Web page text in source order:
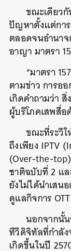
ขณะเดียว
ปัญหาตั้งแต่การ
ตลอดจนอำนาจ
อาญา มาตรา
“มาตรา
ตามข่าว การอ
เกิดคำถามว่า
ผู้บริโภคเสพสื่อ
ขณะที่ระวี
ถึงเพียง IPTV
(Over-the-
ชาติฉบับที่ 2 แล
ยังไม่ได้นำเสน
ดูแลกิจการ
นอกจากนั้น
ทีวีดิจิทัลที่กำลั
เกิดขึ้นในปี